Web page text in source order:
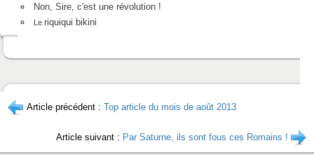
Non, Sire, c'est une révolution !
Le riquiqui bikini
Article précédent : Top article du mois de août 2013
Article suivant : Par Saturne, ils sont fous ces Romains !